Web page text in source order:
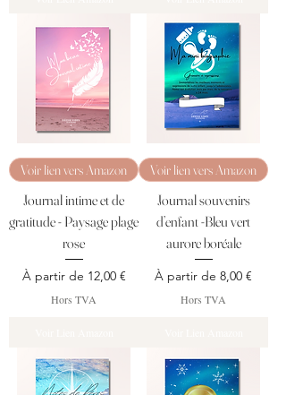
Voir lien vers Amazon
Journal intime et de
gratitude - Paysage plage
rose
À partir de 12,00 €
Prix promotionnel
Hors TVA
Voir lien vers Amazon
Journal souvenirs
d’enfant -Bleu vert
aurore boréale
À partir de 8,00 €
Prix promotionnel
Hors TVA